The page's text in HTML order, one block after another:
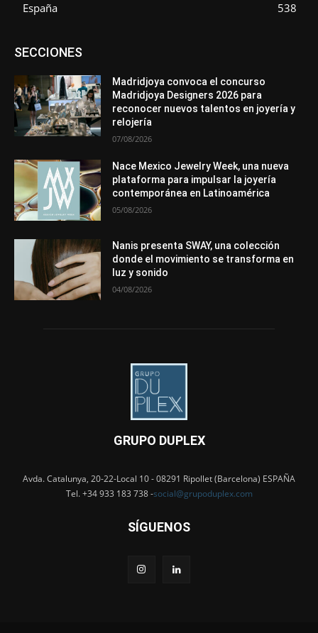
España
538
SECCIONESAsociaciones
Entrevistas
Mundo Técnico
Novedades Opiniones
Perspectiva
Premios
Secciones Sin categoría
Más
Madridjoya convoca el concurso
Madridjoya Designers 2026 para
reconocer nuevos talentos en joyería y
relojería
07/08/2026
Nace Mexico Jewelry Week, una nueva
plataforma para impulsar la joyería
contemporánea en Latinoamérica
05/08/2026
Nanis presenta SWAY, una colección
donde el movimiento se transforma en
luz y sonido
04/08/2026
GRUPO DUPLEX
Avda. Catalunya, 20-22-Local 10 - 08291 Ripollet (Barcelona) ESPAÑA
Tel. +34 933 183 738 -social@grupoduplex.com
SÍGUENOS